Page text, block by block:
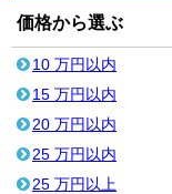
価格から選ぶ
10 万円以内
15 万円以内
20 万円以内
25 万円以内
25 万円以上